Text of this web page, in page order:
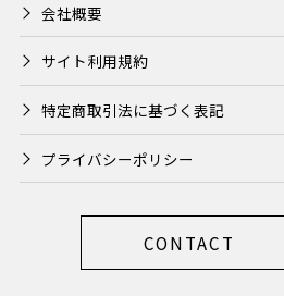
会社概要
サイト利用規約
特定商取引法に基づく表記
プライバシーポリシー
CONTACT